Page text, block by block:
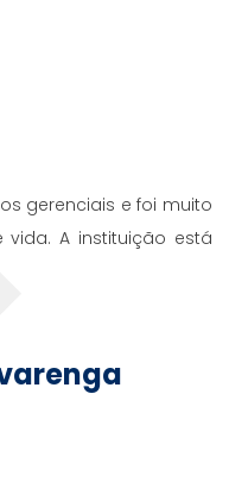
gerenciais e foi muito
vida. A instituição está